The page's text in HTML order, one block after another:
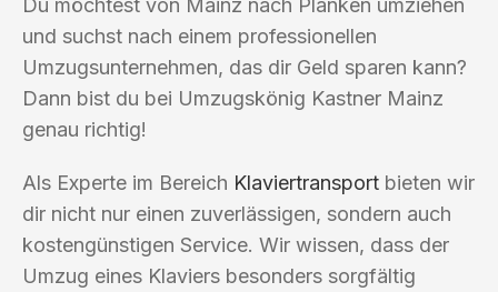
Du möchtest von Mainz nach Planken umziehen
und suchst nach einem professionellen
Umzugsunternehmen, das dir Geld sparen kann?
Dann bist du bei Umzugskönig Kastner Mainz
genau richtig!
Als Experte im Bereich Klaviertransport bieten wir
dir nicht nur einen zuverlässigen, sondern auch
kostengünstigen Service. Wir wissen, dass der
Umzug eines Klaviers besonders sorgfältig